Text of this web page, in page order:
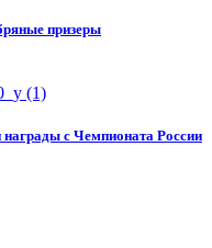
призеры
с Чемпионата России